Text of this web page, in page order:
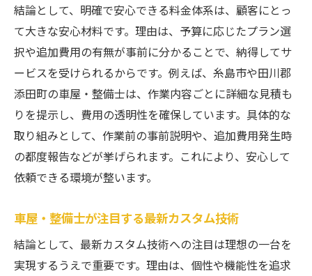
車屋・整備士が推すクールな車の条件
車屋・整備士が選ぶカスタムカーの魅力点
車屋・整備士が注目するデモカー体験談
車屋・整備士目線で選ぶクラウン中古車事
情
車屋・整備士と探す理想のコンプリートカ
ー
車屋・整備士が実践する中古車選定ポイン
中古車購入における整備士のアドバイス集
車屋・整備士が教える安心の中古車選び方
車屋・整備士直伝の品質チェック方法
結論として、明確で安心できる料金体系は、顧客にとっ
て大きな安心材料です。理由は、予算に応じたプラン選
択や追加費用の有無が事前に分かることで、納得してサ
ービスを受けられるからです。例えば、糸島市や田川郡
添田町の車屋・整備士は、作業内容ごとに詳細な見積も
りを提示し、費用の透明性を確保しています。具体的な
取り組みとして、作業前の事前説明や、追加費用発生時
の都度報告などが挙げられます。これにより、安心して
依頼できる環境が整います。
車屋・整備士が注目する最新カスタム技術
結論として、最新カスタム技術への注目は理想の一台を
実現するうえで重要です。理由は、個性や機能性を追求